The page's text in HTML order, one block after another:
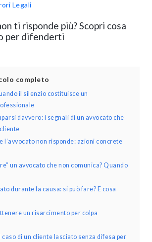
Legali
ti risponde più? Scopri cosa
per difenderti
completo
il silenzio costituisce un
davvero: i segnali di un avvocato che
l’avvocato non risponde: azioni concrete
un avvocato che non comunica? Quando
durante la causa: si può fare? E cosa
un risarcimento per colpa
caso di un cliente lasciato senza difesa per